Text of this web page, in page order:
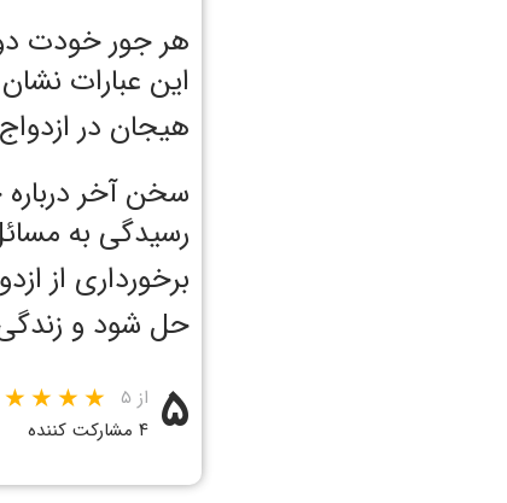
هر جور خودت
این عبارات
هیجان در
سخن آخر
رسیدگی به
برخورداری از
حل شود و زندگی
۵ از ۵
۴ مشارکت کننده